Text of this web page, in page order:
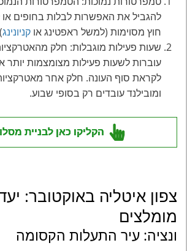
להגביל את האפשרות לבלות בחופים או
חוץ מסוימות (למשל ראפטינג או קניונינג
שעות פעילות מוגבלות: חלק
עוברות לשעות פעילות מצומצמות יותר
לקראת סוף העונה. חלק אחר
ומובילנד עובדים רק בסופי שבוע.
הקליקו כאן לבניית
צפון איטליה באוקטובר:
מומלצים
ונציה: עיר התעלות הקסומה